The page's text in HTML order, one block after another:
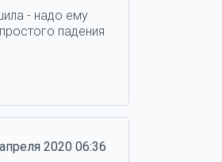
- надо ему
падения
2020 06:36